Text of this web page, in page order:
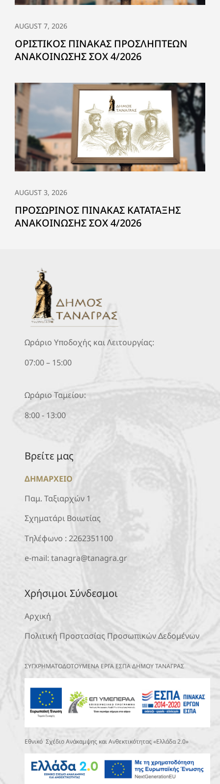
AUGUST 7, 2026
ΟΡΙΣΤΙΚΟΣ ΠΙΝΑΚΑΣ ΠΡΟΣΛΗΠΤΕΩΝ
ΑΝΑΚΟΙΝΩΣΗΣ ΣΟΧ 4/2026
AUGUST 3, 2026
ΠΡΟΣΩΡΙΝΟΣ ΠΙΝΑΚΑΣ ΚΑΤΑΤΑΞΗΣ
ΑΝΑΚΟΙΝΩΣΗΣ ΣΟΧ 4/2026
Ωράριο Υποδοχής και Λειτουργίας:
07:00 – 15:00
Ωράριο Ταμείου:
8:00 - 13:00
Βρείτε μας
ΔΗΜΑΡΧΕΙΟ
Παμ. Ταξιαρχών 1
Σχηματάρι Βοιωτίας
Τηλέφωνο : 2262351100
e-mail: tanagra@tanagra.gr
Χρήσιμοι Σύνδεσμοι
Αρχική
Πολιτική Προστασίας Προσωπικών Δεδομένων
ΣΥΓΧΡΗΜΑΤΟΔΟΤΟΥΜΕΝΑ ΕΡΓΑ ΕΣΠΑ ΔΗΜΟΥ ΤΑΝΑΓΡΑΣ
Εθνικό Σχέδιο Ανάκαμψης και Ανθεκτικότητας «Ελλάδα 2.0»